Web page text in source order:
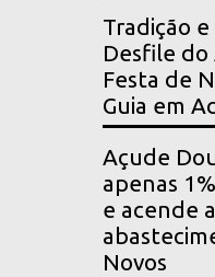
Tradição
Desfile
Festa de
Guia em
Açude
apenas
e acende
Novos